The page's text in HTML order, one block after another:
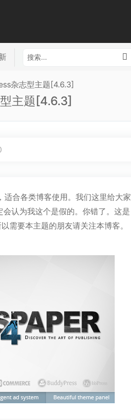
杂志型主题[4.6.3]
主题[4.6.3]
合各类博客使用。我们这里给大家
认为我这个是假的。你错了。这是
需要本主题的朋友请关注本博客。